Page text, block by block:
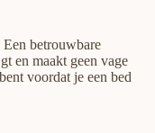
betrouwbare
en maakt geen vage
voordat je een bed